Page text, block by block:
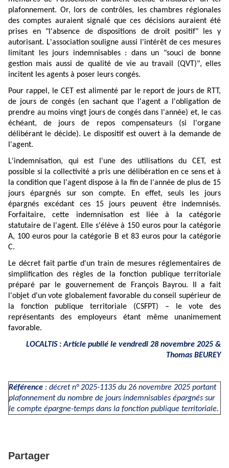
plafonnement. Or, lors de contrôles, les chambres régionales
des comptes auraient signalé que ces décisions auraient été
prises en "l'absence de dispositions de droit positif" les y
autorisant. L'association souligne aussi l'intérêt de ces mesures
limitant les jours indemnisables : dans un "souci de bonne
gestion mais aussi de qualité de vie au travail (QVT)", elles
incitent les agents à poser leurs congés.
Pour rappel, le CET est alimenté par le report de jours de RTT,
de jours de congés (en sachant que l'agent a l'obligation de
prendre au moins vingt jours de congés dans l'année) et, le cas
échéant, de jours de repos compensateurs (si l'organe
délibérant le décide). Le dispositif est ouvert à la demande de
l'agent.
L'indemnisation, qui est l'une des utilisations du CET, est
possible si la collectivité a pris une délibération en ce sens et à
la condition que l'agent dispose à la fin de l'année de plus de 15
jours épargnés sur son compte. En effet, seuls les jours
épargnés excédant ces 15 jours peuvent être indemnisés.
Forfaitaire, cette indemnisation est liée à la catégorie
statutaire de l'agent. Elle s'élève à 150 euros pour la catégorie
A, 100 euros pour la catégorie B et 83 euros pour la catégorie
C.
Le décret fait partie d'un train de mesures réglementaires de
simplification des règles de la fonction publique territoriale
préparé par le gouvernement de François Bayrou. Il a fait
l'objet d'un vote globalement favorable du conseil supérieur de
la fonction publique territoriale (CSFPT) – le vote des
représentants des employeurs étant même unanimement
favorable.
LOCALTIS : Article publié le vendredi 28 novembre 2025 &
Thomas BEUREY
Référence :décret n° 2025-1135 du 26 novembre 2025 portant
plafonnement du nombre de jours indemnisables épargnés sur
le compte épargne-temps dans la fonction publique territoriale.
Partager